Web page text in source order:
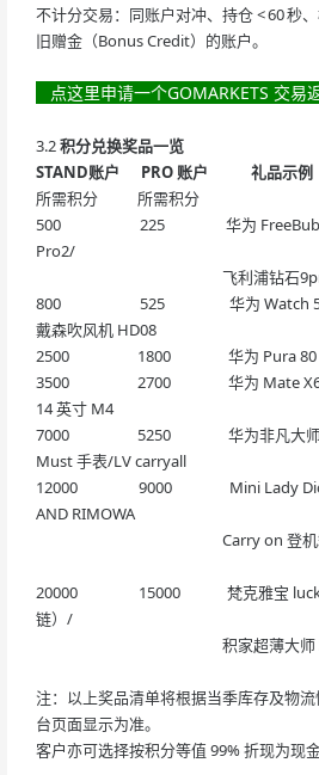
不计分交易：同账户对冲、持仓 < 60 秒
旧赠金（Bonus Credit）的账户。
点这里申请一个GOMARKETS 交易
3.2积分兑换奖品一览
STAND账户 PRO 账户 礼品示例
所需积分 所需积分
500 225 华为 FreeBubs Pro
Pro2/
飞利浦钻石9pro 电
800 525 华为 Watch 5 X-
戴森吹风机 HD08
2500 1800 华为 Pura 80
3500 2700 华为 Mate X6 折
14 英寸 M4
7000 5250 华为非凡大师 三
Must 手表/LV carryall
12000 9000 Mini Lady Dior
AND RIMOWA
Carry on 登机箱（
20000 15000 梵克雅宝 lucky
链）/
积家超薄大师
注：以上奖品清单将根据当季库存及物
台页面显示为准。
客户亦可选择按积分等值 99% 折现为现金